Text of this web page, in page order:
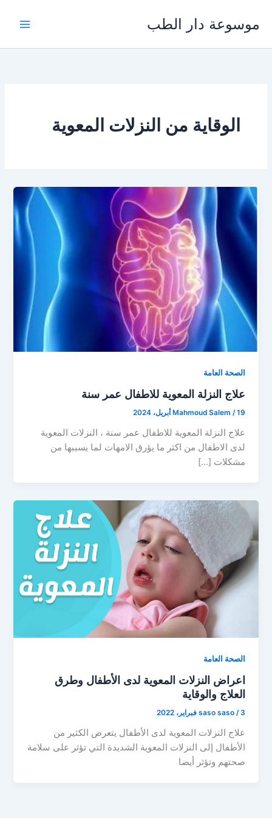
المحتوى
موسوعة دار الطب
الوقاية من النزلات المعوية
الصحة العامة
علاج النزلة المعوية للاطفال عمر سنة
Mahmoud Salem /19 أبريل، 2024
علاج النزلة المعوية للاطفال عمر سنة ، النزلات المعوية
لدى الاطفال من اكثر ما يؤرق الامهات لما يسببها من
مشكلات […]
الصحة العامة
اعراض النزلات المعوية لدى الأطفال وطرق
العلاج والوقاية
saso saso /3 فبراير، 2022
علاج النزلات المعوية لدى الأطفال يتعرض الكثير من
الأطفال إلى النزلات المعوية الشديدة التي تؤثر على سلامة
صحتهم وتؤثر أيضا